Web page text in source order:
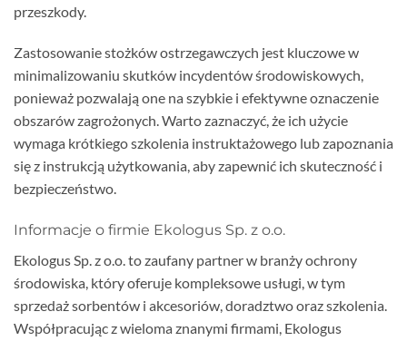
przeszkody.
Zastosowanie stożków ostrzegawczych jest kluczowe w
minimalizowaniu skutków incydentów środowiskowych,
ponieważ pozwalają one na szybkie i efektywne oznaczenie
obszarów zagrożonych. Warto zaznaczyć, że ich użycie
wymaga krótkiego szkolenia instruktażowego lub zapoznania
się z instrukcją użytkowania, aby zapewnić ich skuteczność i
bezpieczeństwo.
Informacje o firmie Ekologus Sp. z o.o.
Ekologus Sp. z o.o. to zaufany partner w branży ochrony
środowiska, który oferuje kompleksowe usługi, w tym
sprzedaż sorbentów i akcesoriów, doradztwo oraz szkolenia.
Współpracując z wieloma znanymi firmami, Ekologus